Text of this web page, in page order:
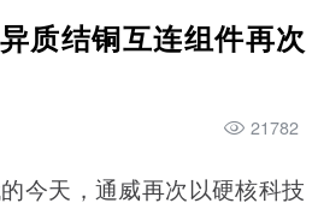
质结铜互连组件再次
21782
今天，通威再次以硬核科技